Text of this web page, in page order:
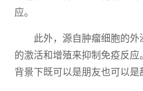
应。
此外，源自肿瘤细胞的
的激活和增殖来抑制免疫反
背景下既可以是朋友也可以是